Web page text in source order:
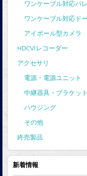
ワンケーブル対応バ
ワンケーブル対応ド
アイボール型カメラ
HDCVIレコーダー
アクセサリ
電源・電源ユニット
中継器具・ブラケット
ハウジング
その他
終売製品
新着情報